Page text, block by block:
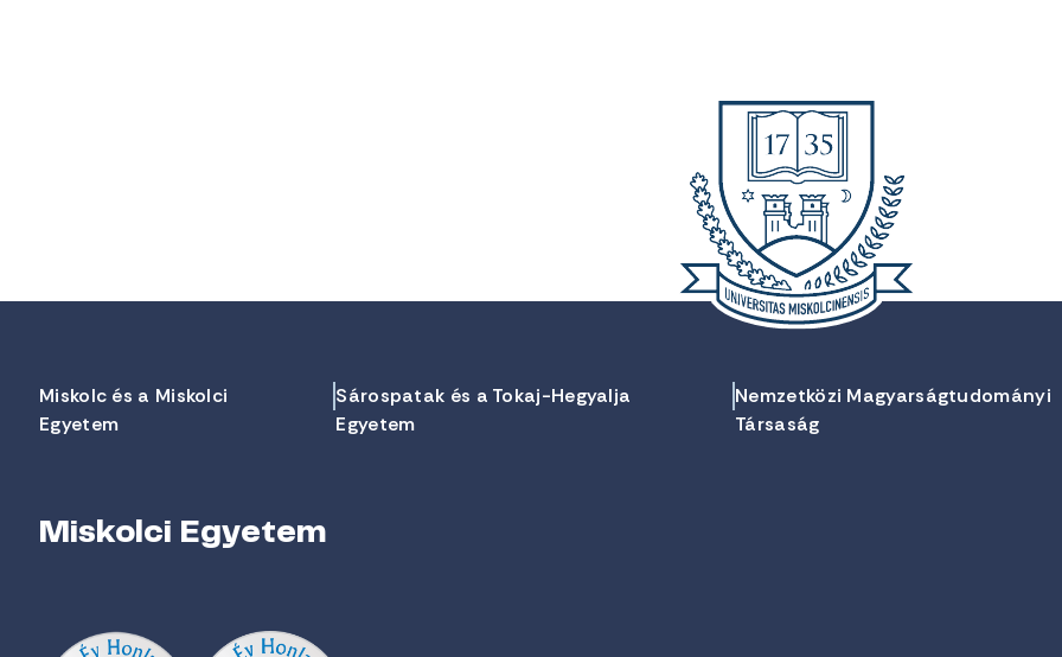
Miskolc és a Miskolci
Egyetem
Sárospatak és a Tokaj-Hegyalja
Egyetem
Nemzetközi Magyarságtudományi
Társaság
Miskolci Egyetem